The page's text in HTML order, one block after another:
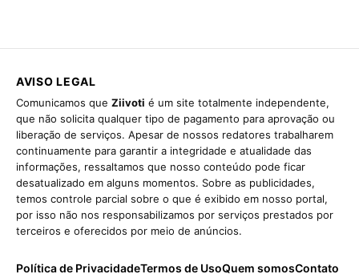
AVISO LEGAL
Comunicamos que Ziivoti é um site totalmente independente,
que não solicita qualquer tipo de pagamento para aprovação ou
liberação de serviços. Apesar de nossos redatores trabalharem
continuamente para garantir a integridade e atualidade das
informações, ressaltamos que nosso conteúdo pode ficar
desatualizado em alguns momentos. Sobre as publicidades,
temos controle parcial sobre o que é exibido em nosso portal,
por isso não nos responsabilizamos por serviços prestados por
terceiros e oferecidos por meio de anúncios.
Política de PrivacidadeTermos de UsoQuem somosContato